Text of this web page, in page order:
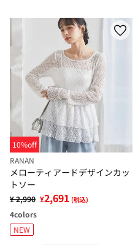
10%off
RANAN
メローティアードデザインカッ
トソー
¥ 2,990 ¥2,691 (税込)
4colors
NEW